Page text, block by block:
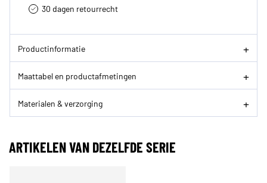
30 dagen retourrecht­
Productinformatie
Maattabel en productafmetingen
Materialen & verzorging
ARTIKELEN VAN DEZELFDE SERIE